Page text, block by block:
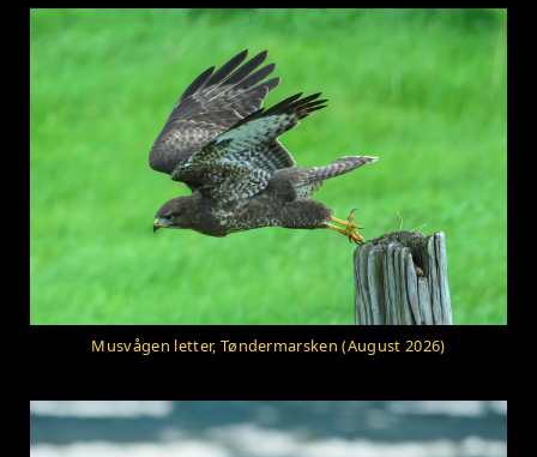
Musvågen letter, Tøndermarsken (August 2026)